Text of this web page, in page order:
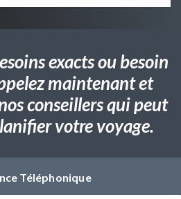
exacts ou besoin
maintenant et
conseillers qui peut
votre voyage.
Téléphonique